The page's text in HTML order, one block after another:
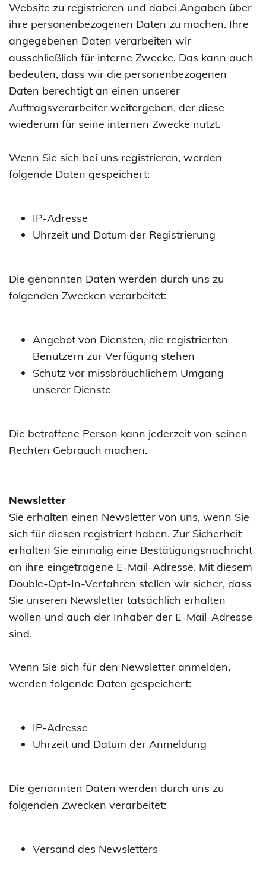
Website zu registrieren und dabei Angaben über
ihre personenbezogenen Daten zu machen. Ihre
angegebenen Daten verarbeiten wir
ausschließlich für interne Zwecke. Das kann auch
bedeuten, dass wir die personenbezogenen
Daten berechtigt an einen unserer
Auftragsverarbeiter weitergeben, der diese
wiederum für seine internen Zwecke nutzt.
Wenn Sie sich bei uns registrieren, werden
folgende Daten gespeichert:
IP-Adresse
Uhrzeit und Datum der Registrierung
Die genannten Daten werden durch uns zu
folgenden Zwecken verarbeitet:
Angebot von Diensten, die registrierten
Benutzern zur Verfügung stehen
Schutz vor missbräuchlichem Umgang
unserer Dienste
Die betroffene Person kann jederzeit von seinen
Rechten Gebrauch machen.
Newsletter
Sie erhalten einen Newsletter von uns, wenn Sie
sich für diesen registriert haben. Zur Sicherheit
erhalten Sie einmalig eine Bestätigungsnachricht
an ihre eingetragene E-Mail-Adresse. Mit diesem
Double-Opt-In-Verfahren stellen wir sicher, dass
Sie unseren Newsletter tatsächlich erhalten
wollen und auch der Inhaber der E-Mail-Adresse
sind.
Wenn Sie sich für den Newsletter anmelden,
werden folgende Daten gespeichert:
IP-Adresse
Uhrzeit und Datum der Anmeldung
Die genannten Daten werden durch uns zu
folgenden Zwecken verarbeitet:
Versand des Newsletters